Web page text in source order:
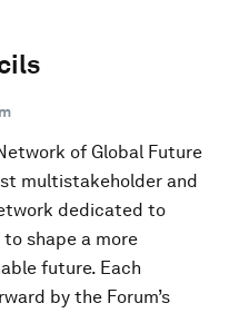
of Global Future
multistakeholder and
dedicated to
shape a more
future. Each
by the Forum’s